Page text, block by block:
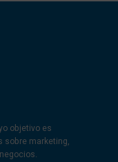
objetivo es
sobre marketing,